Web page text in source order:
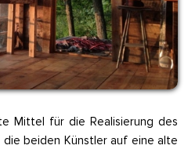
Mittel für die Realisierung des
beiden Künstler auf eine alte